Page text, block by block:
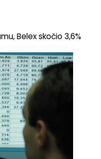
Belex skočio 3,6%